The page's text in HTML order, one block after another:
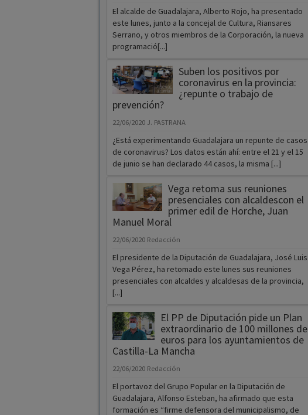
El alcalde de Guadalajara, Alberto Rojo, ha presentado
este lunes, junto a la concejal de Cultura, Riansares
Serrano, y otros miembros de la Corporación, la nueva
programació[...]
Suben los positivos por
coronavirus en la provincia:
¿repunte o trabajo de
prevención?
22/06/2020 J. PASTRANA
¿Está experimentando Guadalajara un repunte de casos
de coronavirus? Los datos están ahí: entre el 21 y el 15
de junio se han declarado 44 casos, la misma [...]
Vega retoma sus reuniones
presenciales con alcaldescon el
primer edil de Horche, Juan
Manuel Moral
22/06/2020 Redacción
El presidente de la Diputación de Guadalajara, José Luis
Vega Pérez, ha retomado este lunes sus reuniones
presenciales con alcaldes y alcaldesas de la provincia,
[...]
El PP de Diputación pide un Plan
extraordinario de 100 millones de
euros para los ayuntamientos de
Castilla-La Mancha
22/06/2020 Redacción
El portavoz del Grupo Popular en la Diputación de
Guadalajara, Alfonso Esteban, ha afirmado que esta
formación es “firme defensora del municipalismo, de